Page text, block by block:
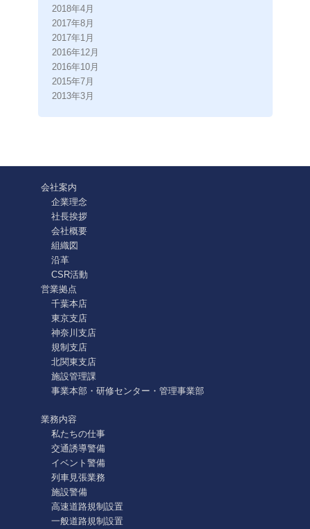
2018年4月
2017年8月
2017年1月
2016年12月
2016年10月
2015年7月
2013年3月
会社案内
企業理念
社長挨拶
会社概要
組織図
沿革
CSR活動
営業拠点
千葉本店
東京支店
神奈川支店
規制支店
北関東支店
施設管理課
事業本部・研修センター・管理事業部
業務内容
私たちの仕事
交通誘導警備
イベント警備
列車見張業務
施設警備
高速道路規制設置
一般道路規制設置